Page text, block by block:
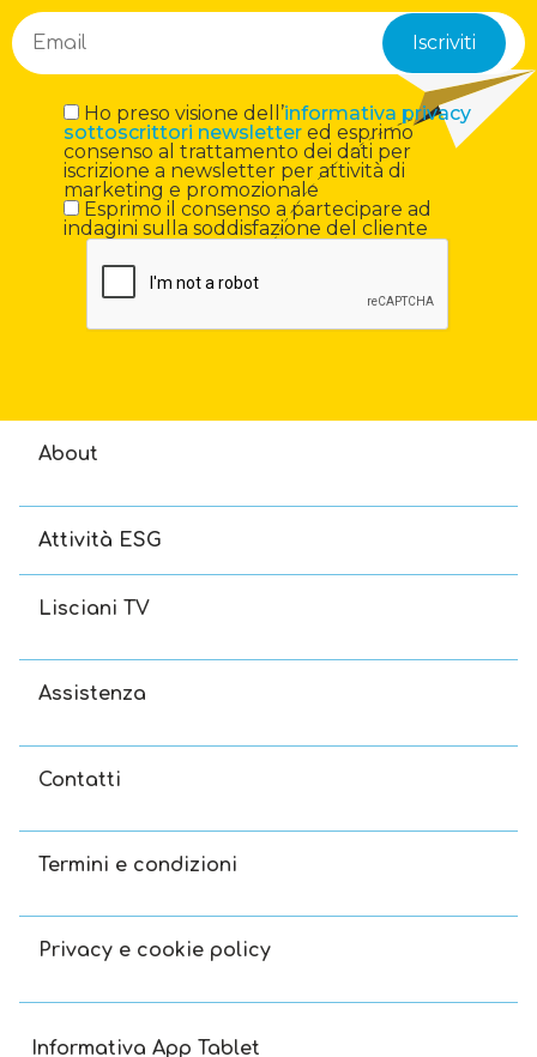
Ho preso visione dell’informativa privacy
sottoscrittori newslettered esprimo
consenso al trattamento dei dati per
iscrizione a newsletter per attività di
marketing e promozionale
Esprimo il consenso a partecipare ad
indagini sulla soddisfazione del cliente
About
Attività ESG
Lisciani TV
Assistenza
Contatti
Termini e condizioni
Privacy e cookie policy
Informativa App Tablet